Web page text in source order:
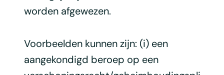
worden afgewezen.
Voorbeelden kunnen zijn: (i) een
aangekondigd beroep op een